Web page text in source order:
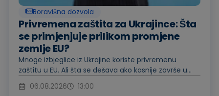
Boravišna dozvola
Privremena zaštita za Ukrajince: Šta
se primjenjuje prilikom promjene
zemlje EU?
Mnoge izbjeglice iz Ukrajine koriste privremenu
zaštitu u EU. Ali šta se dešava ako kasnije završe u...
06.08.2026
13:00